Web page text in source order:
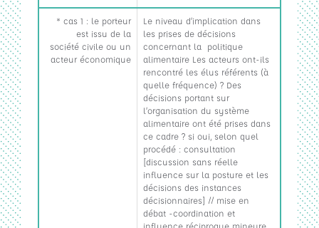
* cas 1 : le porteur
est issu de la
société civile ou un
acteur économique
Le niveau d’implication dans
les prises de décisions
concernant la politique
alimentaire Les acteurs ont-ils
rencontré les élus référents (à
quelle fréquence) ? Des
décisions portant sur
l’organisation du système
alimentaire ont été prises dans
ce cadre ? si oui, selon quel
procédé : consultation
[discussion sans réelle
influence sur la posture et les
décisions des instances
décisionnaires] // mise en
débat -coordination et